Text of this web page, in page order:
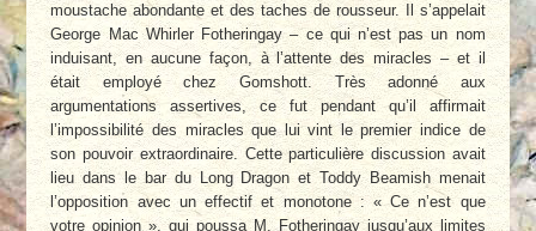
moustache abondante et des taches de rousseur. Il s’appelait
George Mac Whirler Fothe­ringay – ce qui n’est pas un nom
induisant, en aucune façon, à l’attente des miracles – et il
était employé chez Gomshott. Très adonné aux
argumentations assertives, ce fut pendant qu’il affirmait
l’impossibilité des miracles que lui vint le premier indice de
son pouvoir extraordinaire. Cette particulière discussion avait
lieu dans le bar du Long Dragon et Toddy Bea­mish menait
l’opposition avec un effectif et mo­notone : « Ce n’est que
votre opinion », qui poussa M. Fotheringay jusqu’aux limites